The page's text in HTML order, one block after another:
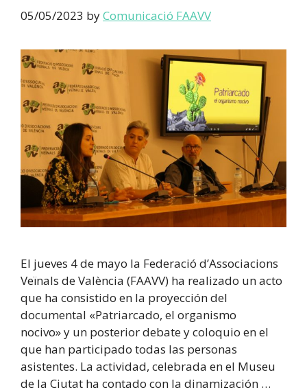
05/05/2023 byComunicació FAAVV
El jueves 4 de mayo la Federació d’Associacions
Veïnals de València (FAAVV) ha realizado un acto
que ha consistido en la proyección del
documental «Patriarcado, el organismo
nocivo» y un posterior debate y coloquio en el
que han participado todas las personas
asistentes. La actividad, celebrada en el Museu
de la Ciutat ha contado con la dinamización …